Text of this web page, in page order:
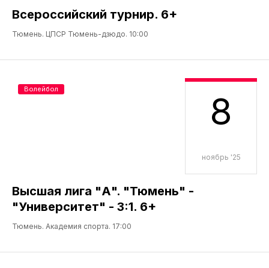
Всероссийский турнир. 6+
Тюмень. ЦПСР Тюмень-дзюдо. 10:00
8
ноябрь '25
Высшая лига "А". "Тюмень" -
"Университет" - 3:1. 6+
Тюмень. Академия спорта. 17:00
Волейбол